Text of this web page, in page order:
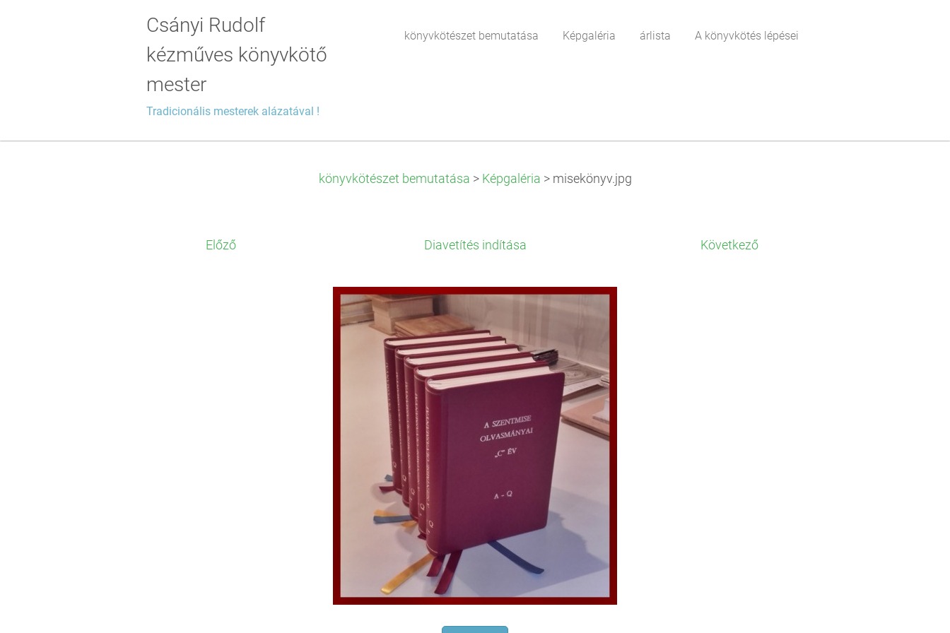
Csányi Rudolf
kézműves könyvkötő
mester
Tradicionális mesterek alázatával !
könyvkötészet bemutatása Képgaléria árlista A könyvkötés lépései
könyvkötészet bemutatása > Képgaléria > misekönyv.jpg
Előző Diavetítés indítása Következő